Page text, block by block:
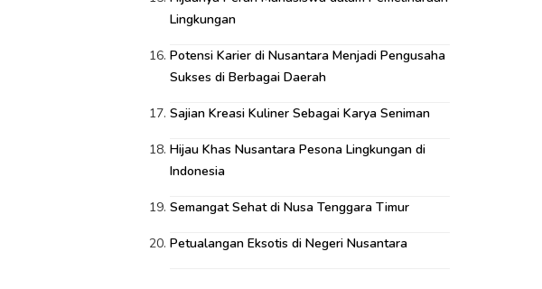
Lingkungan
Potensi Karier di Nusantara Menjadi Pengusaha
Sukses di Berbagai Daerah
Sajian Kreasi Kuliner Sebagai Karya Seniman
Hijau Khas Nusantara Pesona Lingkungan di
Indonesia
Semangat Sehat di Nusa Tenggara Timur
Petualangan Eksotis di Negeri Nusantara